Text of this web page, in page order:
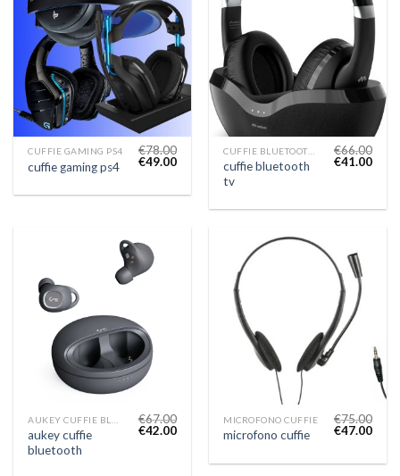
CUFFIE GAMING PS4
cuffie gaming ps4
€78.00
€49.00
CUFFIE BLUETOOTH TV
cuffie bluetooth
tv
€66.00
€41.00
aukey cuffie
bluetooth
€67.00
€42.00
MICROFONO CUFFIE
microfono cuffie
€75.00
€47.00